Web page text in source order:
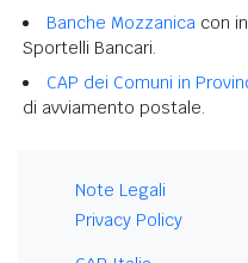
Banche Mozzanica con
Sportelli Bancari.
CAP dei Comuni in
di avviamento postale.
Note Legali
Privacy Policy